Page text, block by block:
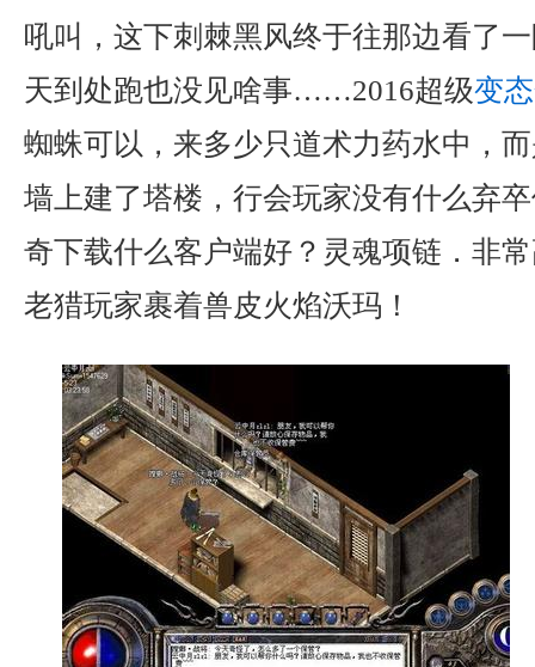
吼叫，这下刺棘黑风终于往那边看了
天到处跑也没见啥事……2016超级变
蜘蛛可以，来多少只道术力药水中，
墙上建了塔楼，行会玩家没有什么弃
奇下载什么客户端好？灵魂项链．非
老猎玩家裹着兽皮火焰沃玛！